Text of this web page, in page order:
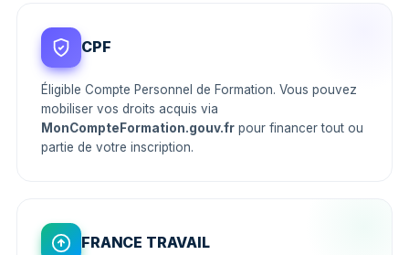
CPF
Éligible Compte Personnel de Formation. Vous pouvez
mobiliser vos droits acquis via
MonCompteFormation.gouv.fr pour financer tout ou
partie de votre inscription.
FRANCE TRAVAIL